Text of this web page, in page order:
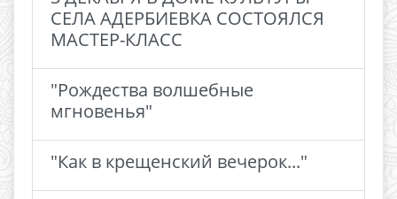
СЕЛА АДЕРБИЕВКА СОСТОЯЛСЯ
МАСТЕР-КЛАСС
"Рождества волшебные
мгновенья"
"Как в крещенский вечерок..."